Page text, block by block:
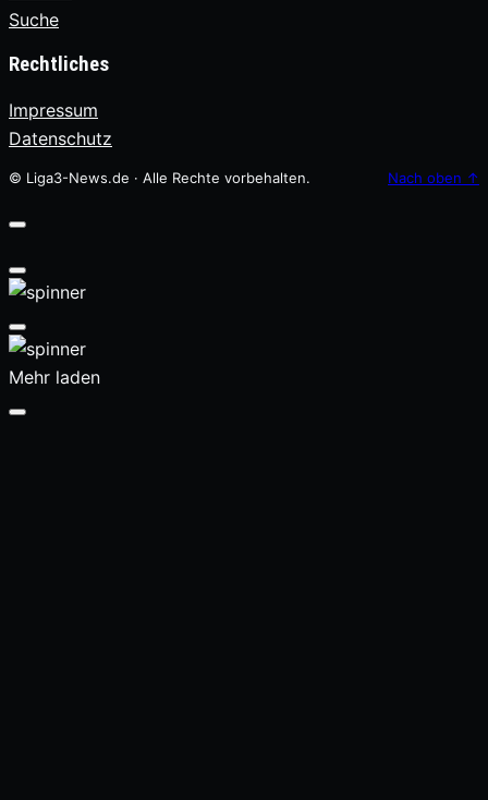
Suche
Rechtliches
Impressum
Datenschutz
© Liga3-News.de · Alle Rechte vorbehalten. Nach oben ↑
Mehr laden